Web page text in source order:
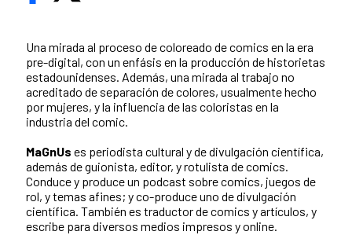
Una mirada al proceso de coloreado de comics en la era
pre-digital, con un enfásis en la producción de historietas
estadounidenses. Además, una mirada al trabajo no
acreditado de separación de colores, usualmente hecho
por mujeres, y la influencia de las coloristas en la
industria del comic.
MaGnUs es periodista cultural y de divulgación científica,
además de guionista, editor, y rotulista de comics.
Conduce y produce un podcast sobre comics, juegos de
rol, y temas afines; y co-produce uno de divulgación
científica. También es traductor de comics y artículos, y
escribe para diversos medios impresos y online.